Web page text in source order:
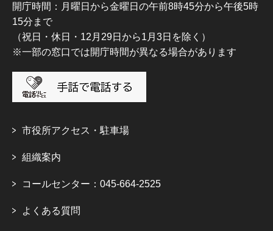
開庁時間：月曜日から金曜日の午前8時45分から午後5時
15分まで
（祝日・休日・12月29日から1月3日を除く）
※一部の窓口では開庁時間が異なる場合があります
市役所アクセス・駐車場
組織案内
コールセンター：045-664-2525
よくある質問